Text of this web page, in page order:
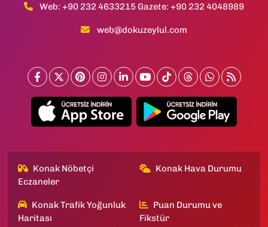
Web: +90 232 4633215 Gazete: +90 232 4048989
web@dokuzeylul.com
Konak Nöbetçi
Eczaneler
Konak Hava Durumu
Konak Trafik Yoğunluk
Haritası
Puan Durumu ve
Fikstür